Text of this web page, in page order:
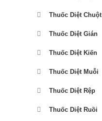
Thuốc Diệt Chuột
Thuốc Diệt Gián
Thuốc Diệt Kiến
Thuốc Diệt Muỗi
Thuốc Diệt Rệp
Thuốc Diệt Ruồi